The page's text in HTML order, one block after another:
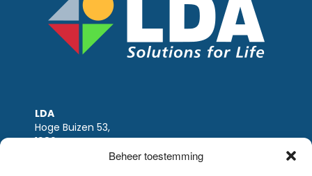
Beheer toestemming
LDA
Hoge Buizen 53,
1980 EPPEGEM
Tel +32 (0)2-266.13.13